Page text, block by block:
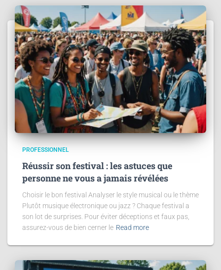
PROFESSIONNEL
Réussir son festival : les astuces que
personne ne vous a jamais révélées
Choisir le bon festival Analyser le style musical ou le thème
Plutôt musique électronique ou jazz ? Chaque festival a
son lot de surprises. Pour éviter déceptions et faux pas,
assurez-vous de bien cerner le Read more